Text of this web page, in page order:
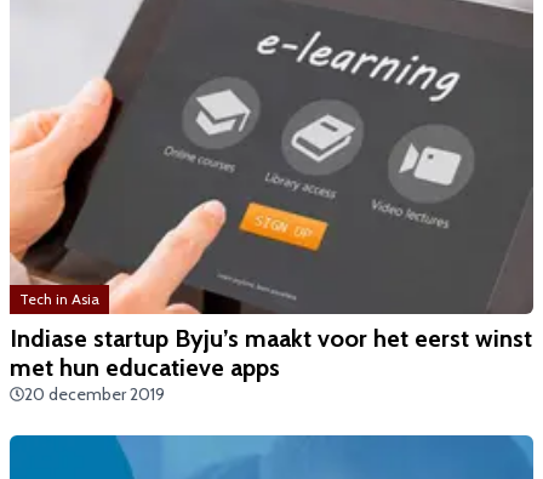
Tech in Asia
​Indiase startup Byju’s maakt voor het eerst winst
met hun educatieve apps
20 december 2019